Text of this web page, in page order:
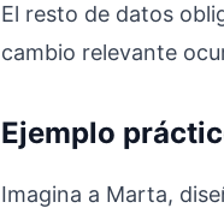
El resto de datos
cambio relevante
Ejemplo
Imagina a Marta,